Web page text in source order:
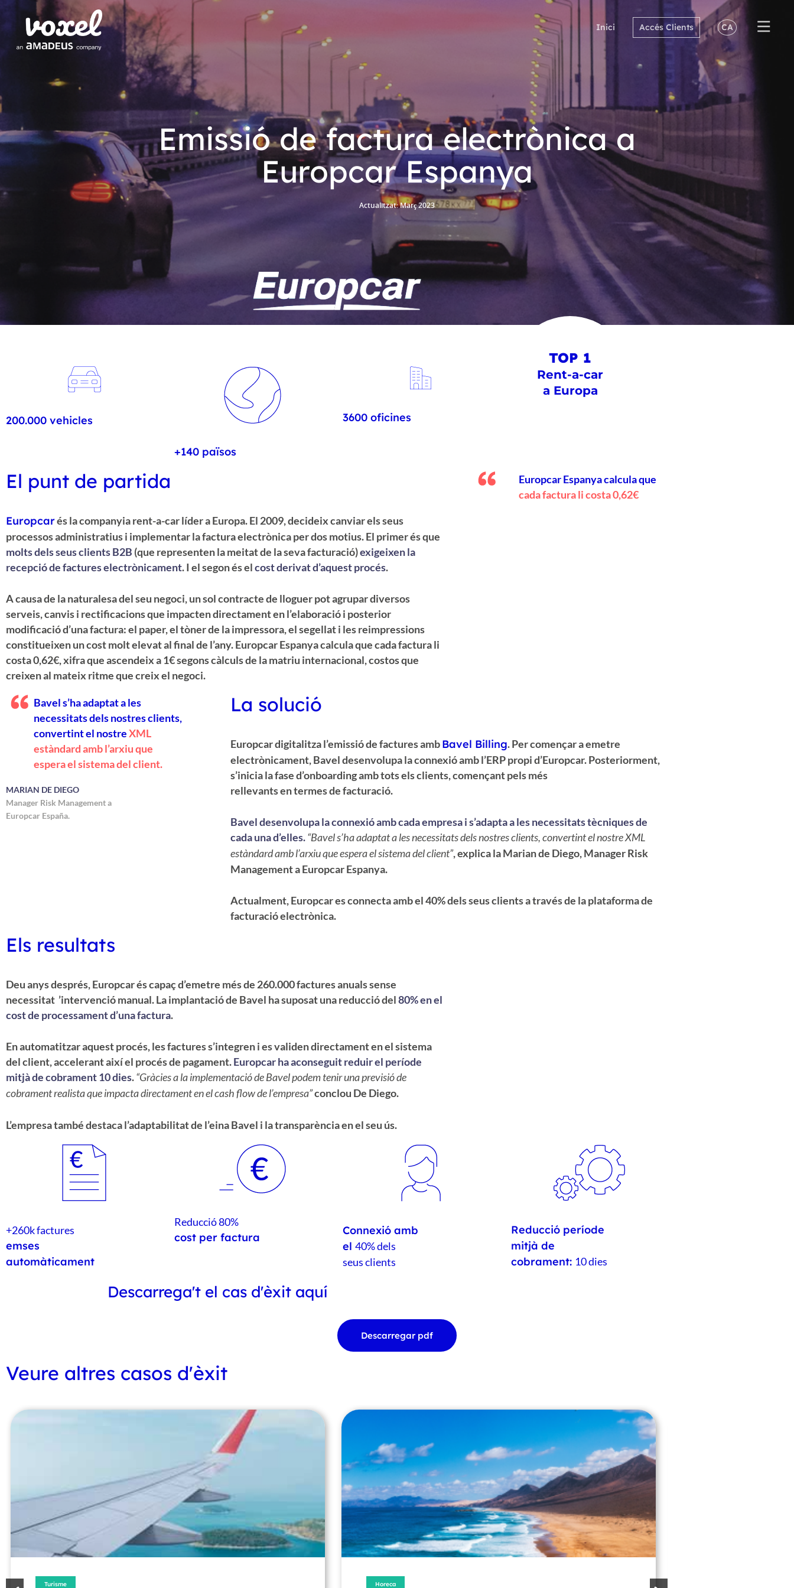
Inici Accés Clients CA
Emissió de factura electrònica a
Europcar Espanya
Actualitzat: Març 2023
200.000 vehicles
+140 països
3600 oficines
TOP 1
Rent-a-car
a Europa
El punt de partida
Europcarés la companyia rent-a-car líder a Europa. El 2009, decideix canviar els seus
processos administratius i implementar la factura electrònica per dos motius. El primer és que
molts dels seus clients B2B (que representen la meitat de la seva facturació)exigeixen la
recepció de factures electrònicament. I el segon és elcost derivat d’aquest procés.
A causa de la naturalesa del seu negoci, un sol contracte de lloguer pot agrupar diversos
serveis, canvis i rectificacions que impacten directament en l’elaboració i posterior
modificació d’una factura: el paper, el tòner de la impressora, el segellat i les reimpressions
constitueixen un cost molt elevat al final de l’any. Europcar Espanya calcula que cada factura li
costa 0,62€, xifra que ascendeix a 1€ segons càlculs de la matriu internacional, costos que
creixen al mateix ritme que creix el negoci.
Europcar Espanya calcula que
cada factura li costa 0,62€
Bavel s’ha adaptat a les
necessitats dels nostres clients,
convertint el nostreXML
estàndard amb l’arxiu que
espera el sistema del client.
MARIAN DE DIEGO
Manager Risk Management a
Europcar España.
La solució
Europcar digitalitza l’emissió de factures ambBavel Billing. Per començar a emetre
electrònicament, Bavel desenvolupa la connexió amb l’ERP propi d’Europcar. Posteriorment,
s’inicia la fase d’onboarding amb tots els clients, començant pels més
rellevants en termes de facturació.
Bavel desenvolupa la connexió amb cada empresa i s’adapta a les necessitats tècniques de
cada una d’elles.“Bavel s’ha adaptat a les necessitats dels nostres clients, convertint el nostre XML
estàndard amb l’arxiu que espera el sistema del client”, explica la Marian de Diego, Manager Risk
Management a Europcar Espanya.
Actualment, Europcar es connecta amb el 40% dels seus clients a través de la plataforma de
facturació electrònica.
Els resultats
Deu anys després, Europcar és capaç d’emetre més de 260.000 factures anuals sense
necessitat ’intervenció manual. La implantació de Bavel ha suposat una reducció del80% en el
cost de processament d’una factura.
En automatitzar aquest procés, les factures s’integren i es validen directament en el sistema
del client, accelerant així el procés de pagament.Europcar ha aconseguit reduir el període
mitjà de cobrament 10 dies.“Gràcies a la implementació de Bavel podem tenir una previsió de
cobrament realista que impacta directament en el cash flow de l’empresa”conclou De Diego.
L’empresa també destaca l’adaptabilitat de l’eina Bavel i la transparència en el seu ús.
+260k factures
emses
automàticament
Reducció 80%
cost per factura
Connexió amb
el 40% dels
seus clients
Reducció període
mitjà de
cobrament: 10 dies
Descarrega't el cas d'èxit aquí
Descarregar pdf
Veure altres casos d'èxit
Horeca Turisme